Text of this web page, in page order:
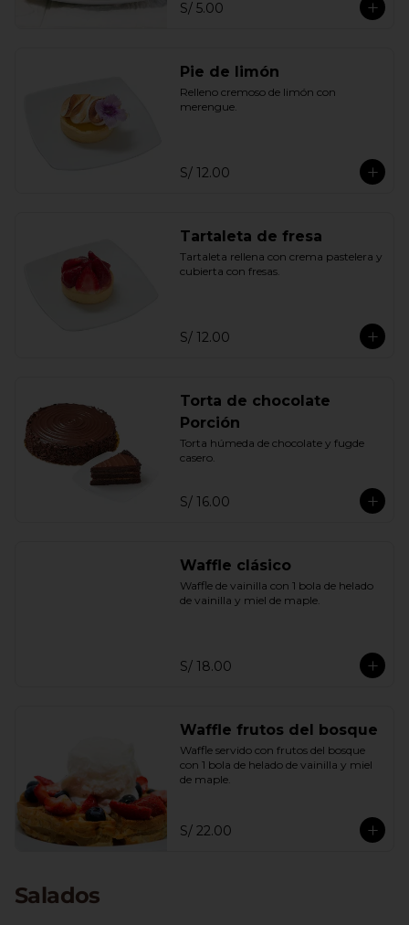
S/ 5.00
Pie de limón
Relleno cremoso de limón con
merengue.
S/ 12.00
Tartaleta de fresa
Tartaleta rellena con crema pastelera y
cubierta con fresas.
S/ 12.00
Torta de chocolate
Porción
Torta húmeda de chocolate y fugde
casero.
S/ 16.00
Waffle clásico
Waffle de vainilla con 1 bola de helado
de vainilla y miel de maple.
S/ 18.00
Waffle frutos del bosque
Waffle servido con frutos del bosque
con 1 bola de helado de vainilla y miel
de maple.
S/ 22.00
Salados